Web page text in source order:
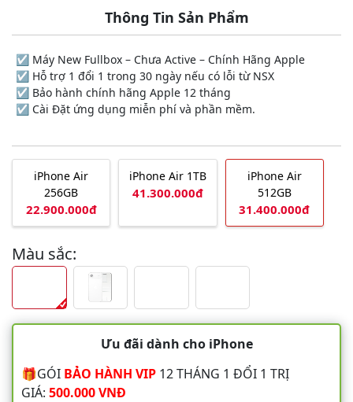
Thông Tin Sản Phẩm
☑️ Máy New Fullbox – Chưa Active – Chính Hãng Apple
☑️ Hỗ trợ 1 đổi 1 trong 30 ngày nếu có lỗi từ NSX
☑️ Bảo hành chính hãng Apple 12 tháng
☑️ Cài Đặt ứng dụng miễn phí và phần mềm.
iPhone Air
256GB
22.900.000đ
iPhone Air 1TB
41.300.000đ
iPhone Air
512GB
31.400.000đ
Màu sắc:
Ưu đãi dành cho iPhone
🎁GÓI BẢO HÀNH VIP 12 THÁNG 1 ĐỔI 1 TRỊ
GIÁ: 500.000 VNĐ